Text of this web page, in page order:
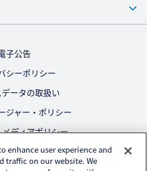
子公告
シーポリシー
ータの取扱い
ジャー・ポリシー
ディアポリシー
にあたって
enhance user experience and
traffic on our website. We